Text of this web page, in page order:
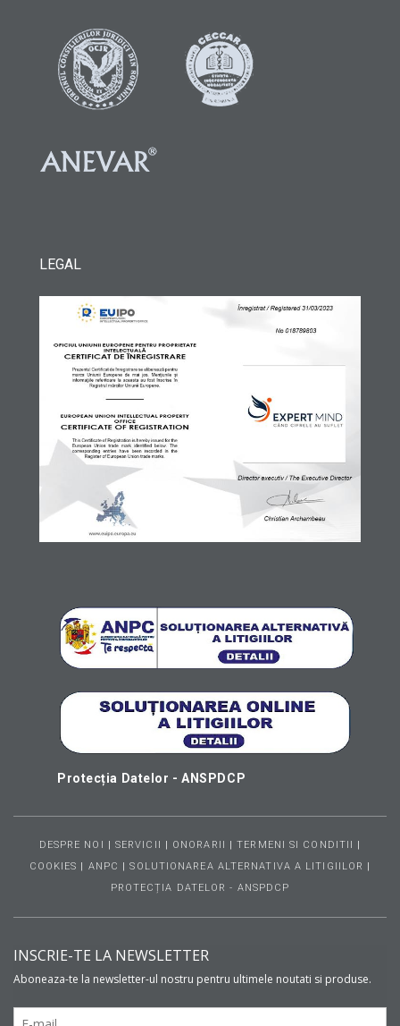
LEGAL
Protecția Datelor - ANSPDCP
DESPRE NOI | SERVICII | ONORARII |TERMENI SI CONDITII |
COOKIES | ANPC |SOLUTIONAREA ALTERNATIVA A LITIGIILOR |
PROTECȚIA DATELOR - ANSPDCP